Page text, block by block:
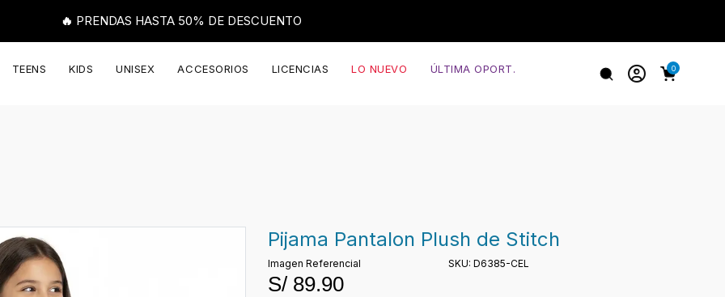
🔥 PRENDAS HASTA 50% DE DESCUENTO
TEENS KIDS UNISEX ACCESORIOS LICENCIAS LO NUEVO ÚLTIMA OPORT. 0
Pijama Pantalon Plush de Stitch
Imagen Referencial SKU: D6385-CEL
S/ 89.90